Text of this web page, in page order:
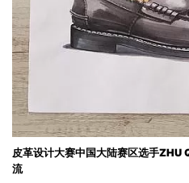
皮革设计大赛中国大陆赛区选手ZHU
流